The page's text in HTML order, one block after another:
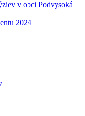
v obci Podvysoká
2024